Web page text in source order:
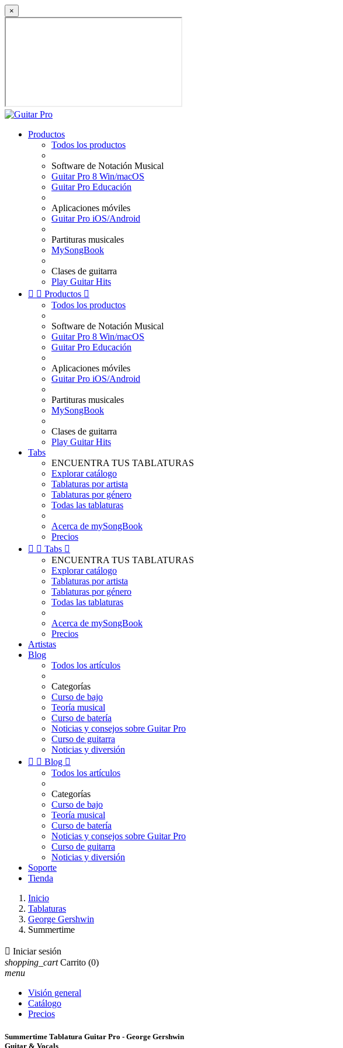
×
Productos
Todos los productos
Software de Notación Musical
Guitar Pro 8 Win/macOS
Guitar Pro Educación
Aplicaciones móviles
Guitar Pro iOS/Android
Partituras musicales
MySongBook
Clases de guitarra
Play Guitar Hits
  Productos 
Todos los productos
Software de Notación Musical
Guitar Pro 8 Win/macOS
Guitar Pro Educación
Aplicaciones móviles
Guitar Pro iOS/Android
Partituras musicales
MySongBook
Clases de guitarra
Play Guitar Hits
Tabs
ENCUENTRA TUS TABLATURAS
Explorar catálogo
Tablaturas por artista
Tablaturas por género
Todas las tablaturas
Acerca de mySongBook
Precios
  Tabs 
ENCUENTRA TUS TABLATURAS
Explorar catálogo
Tablaturas por artista
Tablaturas por género
Todas las tablaturas
Acerca de mySongBook
Precios
Artistas
Blog
Todos los artículos
Categorías
Curso de bajo
Teoría musical
Curso de batería
Noticias y consejos sobre Guitar Pro
Curso de guitarra
Noticias y diversión
  Blog 
Todos los artículos
Categorías
Curso de bajo
Teoría musical
Curso de batería
Noticias y consejos sobre Guitar Pro
Curso de guitarra
Noticias y diversión
Soporte
Tienda
Inicio
Tablaturas
George Gershwin
Summertime
 Iniciar sesión
shopping_cart Carrito (0)
menu
Visión general
Catálogo
Precios
Summertime Tablatura Guitar Pro - George Gershwin
Guitar & Vocals